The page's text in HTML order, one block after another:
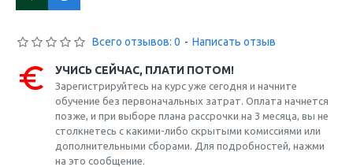
УЧИСЬ СЕЙЧАС, ПЛАТИ ПОТОМ!
Зарегистрируйтесь на курс уже сегодня и начните
обучение без первоначальных затрат. Оплата начнется
позже, и при выборе плана рассрочки на 3 месяца, вы не
столкнетесь с какими-либо скрытыми комиссиями или
дополнительными сборами. Для подробностей, нажми
на это сообщение.
Всего отзывов: 0 - Написать отзыв